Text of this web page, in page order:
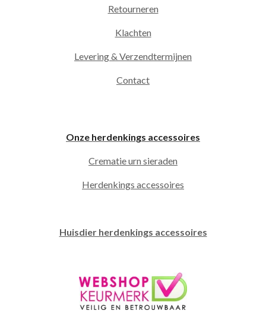
Retourneren
Klachten
Levering & Verzendtermijnen
Contact
Onze herdenkings accessoires
Crematie urn sieraden
Herdenkings accessoires
Huisdier herdenkings accessoires